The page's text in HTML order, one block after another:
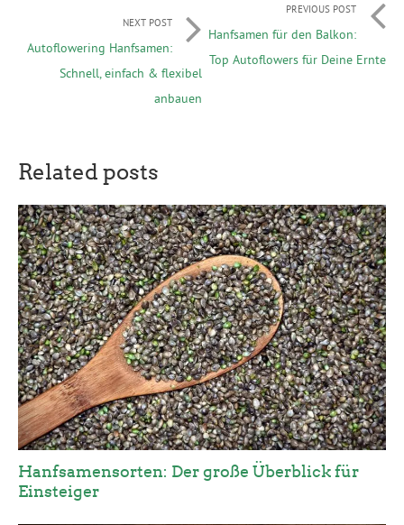
PREVIOUS POST
Hanfsamen für den Balkon:
Top Autoflowers für Deine Ernte
NEXT POST
Autoflowering Hanfsamen:
Schnell, einfach & flexibel
anbauen
Related posts
Hanfsamensorten: Der große Überblick für
Einsteiger